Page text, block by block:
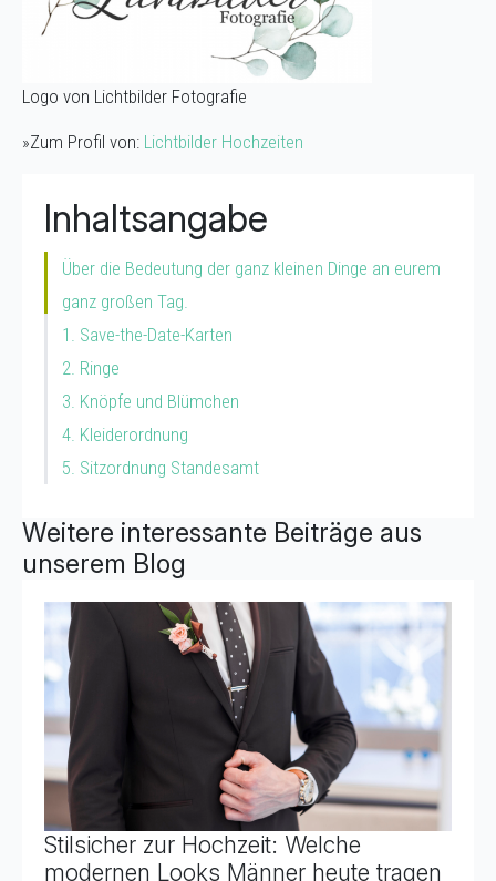
Logo von Lichtbilder Fotografie
»Zum Profil von: Lichtbilder Hochzeiten
Inhaltsangabe
Über die Bedeutung der ganz kleinen Dinge an eurem
ganz großen Tag.
1. Save-the-Date-Karten
2. Ringe
3. Knöpfe und Blümchen
4. Kleiderordnung
5. Sitzordnung Standesamt
Weitere interessante Beiträge aus
unserem Blog
Stilsicher zur Hochzeit: Welche
modernen Looks Männer heute tragen